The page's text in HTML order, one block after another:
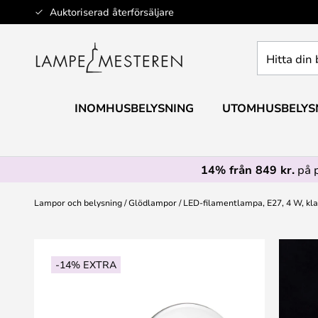
Auktoriserad återförsäljare
Hoppa
till
din
INOMHUSBELYSNING
14% från 849 kr. på
Lampor och belysning Glödlampor LED-filamentlampa, E27, 4 W,
-14% EXTRA